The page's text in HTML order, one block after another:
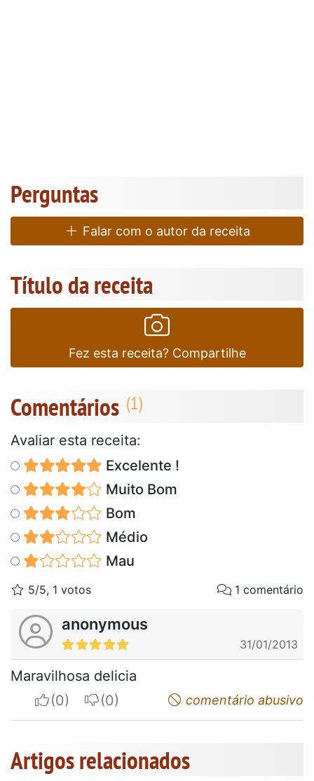
Perguntas
Falar com o autor da receita
Título da receita
Fez esta receita? Compartilhe
Comentários
Avaliar esta receita:
Excelente !
Muito Bom
Bom
Médio
Mau
5/5, 1 votos 1 comentário
anonymous
31/01/2013
Maravilhosa delicia
I apreciateI do not appreciatecomentário abusivo
Artigos relacionados